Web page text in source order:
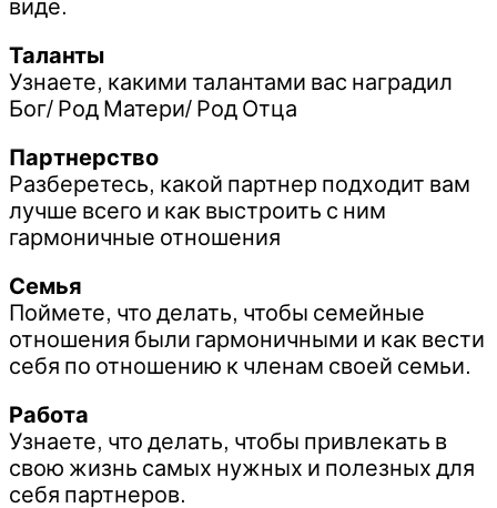
виде.
Таланты
Узнаете, какими талантами вас наградил
Бог/ Род Матери/ Род Отца
Партнерство
Разберетесь, какой партнер подходит вам
лучше всего и как выстроить с ним
гармоничные отношения
Семья
Поймете, что делать, чтобы семейные
отношения были гармоничными и как вести
себя по отношению к членам своей семьи.
Работа
Узнаете, что делать, чтобы привлекать в
свою жизнь самых нужных и полезных для
себя партнеров.